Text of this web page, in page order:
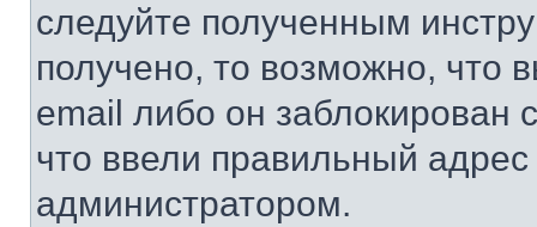
следуйте полученным
получено, то возможно, что
email либо он
что ввели правильный адрес
администратором.